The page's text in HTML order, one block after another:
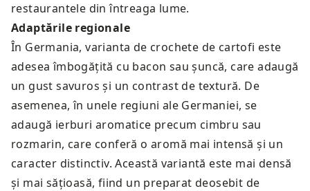
restaurantele din întreaga lume.
Adaptările regionale
În Germania, varianta de crochete de cartofi este
adesea îmbogățită cu bacon sau șuncă, care adaugă
un gust savuros și un contrast de textură. De
asemenea, în unele regiuni ale Germaniei, se
adaugă ierburi aromatice precum cimbru sau
rozmarin, care conferă o aromă mai intensă și un
caracter distinctiv. Această variantă este mai densă
și mai sățioasă, fiind un preparat deosebit de